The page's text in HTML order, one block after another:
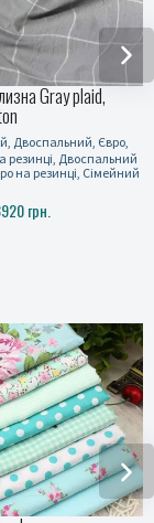
Lines, Washed
Полуторний на
на резинці, Євро на
на резинці